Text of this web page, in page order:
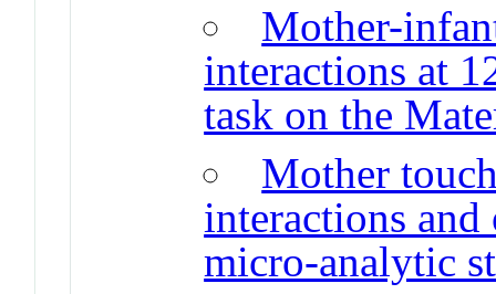
Mother-
interactions at
task on the
Mother
interactions and
micro-analytic